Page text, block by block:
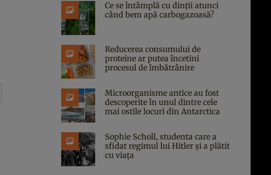
Ce se întâmplă cu dinții atunci
când bem apă carbogazoasă?
Reducerea consumului de
proteine ar putea încetini
procesul de îmbătrânire
Microorganisme antice au fost
descoperite în unul dintre cele
mai ostile locuri din Antarctica
Sophie Scholl, studenta care a
sfidat regimul lui Hitler și a plătit
cu viața